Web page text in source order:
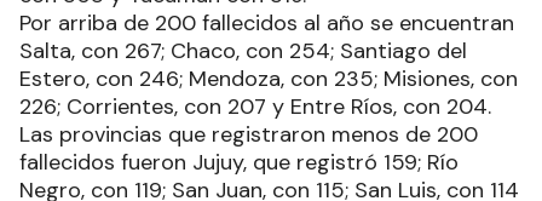
Por arriba de 200 fallecidos al año se encuentran
Salta, con 267; Chaco, con 254; Santiago del
Estero, con 246; Mendoza, con 235; Misiones, con
226; Corrientes, con 207 y Entre Ríos, con 204.
Las provincias que registraron menos de 200
fallecidos fueron Jujuy, que registró 159; Río
Negro, con 119; San Juan, con 115; San Luis, con 114